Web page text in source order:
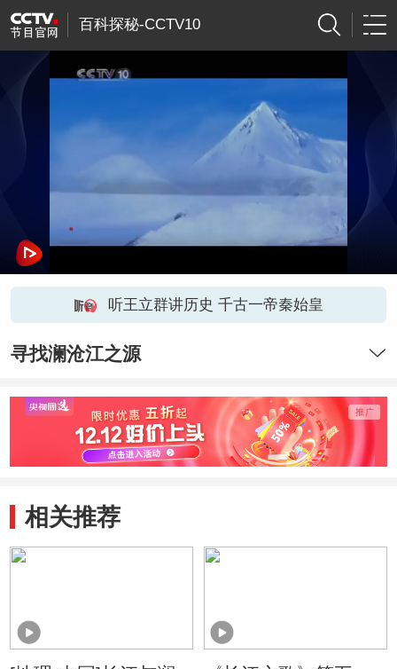
百科探秘-CCTV10
听王立群讲历史 千古一帝秦始皇
寻找澜沧江之源
相关推荐